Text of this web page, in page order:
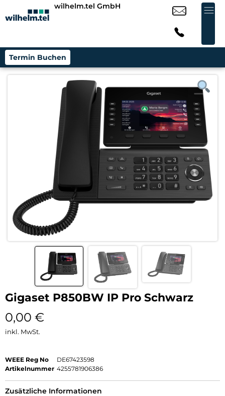
wilhelm.tel GmbH
Termin Buchen
Gigaset P850BW IP Pro Schwarz
0,00 €
inkl. MwSt.
WEEE Reg No
DE67423598
Artikelnummer 4255781906386
Zusätzliche Informationen